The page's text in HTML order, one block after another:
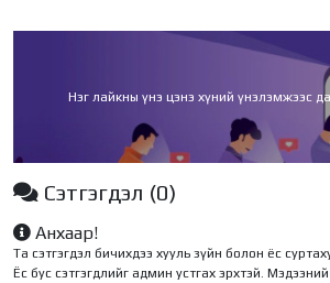
Нэг лайкны үнэ цэнэ хүний үнэлэмжээс
Сэтгэгдэл (0)
Анхаар!
Та сэтгэгдэл бичихдээ хууль зүйн болон ёс
Ёс бус сэтгэгдлийг админ устгах эрхтэй.